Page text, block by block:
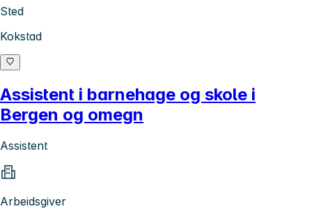
Sted
Kokstad
Assistent i barnehage og skole i
Bergen og omegn
Assistent
Arbeidsgiver